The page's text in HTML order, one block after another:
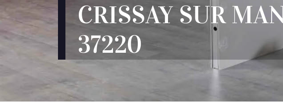
CRISSAY SUR
37220